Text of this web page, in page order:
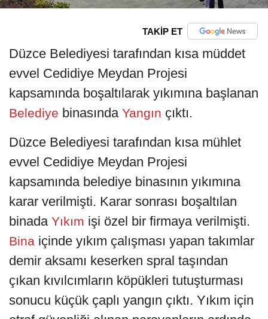
TAKİP ET
Düzce Belediyesi tarafından kısa müddet
evvel Cedidiye Meydan Projesi
kapsamında boşaltılarak yıkımına başlanan
Belediye binasında Yangın çıktı.
Düzce Belediyesi tarafından kısa mühlet
evvel Cedidiye Meydan Projesi
kapsamında belediye binasının yıkımına
karar verilmişti. Karar sonrası boşaltılan
binada Yıkım işi özel bir firmaya verilmişti.
Bina içinde yıkım çalışması yapan takımlar
demir aksamı keserken spral taşından
çıkan kıvılcımların köpükleri tutuşturması
sonucu küçük çaplı yangın çıktı. Yıkım için